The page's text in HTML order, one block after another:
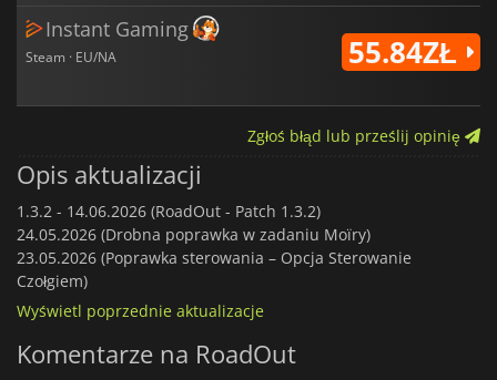
Instant Gaming
Steam · EU/NA 55.84ZŁ
Zgłoś błąd lub prześlij opinię
Opis aktualizacji
1.3.2 - 14.06.2026 (RoadOut - Patch 1.3.2)
24.05.2026 (Drobna poprawka w zadaniu Moïry)
23.05.2026 (Poprawka sterowania – Opcja Sterowanie
Czołgiem)
Wyświetl poprzednie aktualizacje
Komentarze na RoadOut